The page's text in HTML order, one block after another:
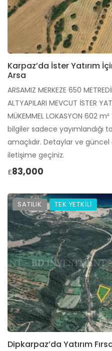
Karpaz’da İster Yatırım
Arsa
ARSAMIZ MERKEZE 650
ALTYAPILARI MEVCUT İSTER
MÜKEMMEL LOKASYON 602
bilgiler sadece yayımlandığı
amaçlıdır. Detaylar ve güncel
iletişime geçiniz.
£83,000
SATILIK TEK YETKİLİ
Dipkarpaz’da Yatırım